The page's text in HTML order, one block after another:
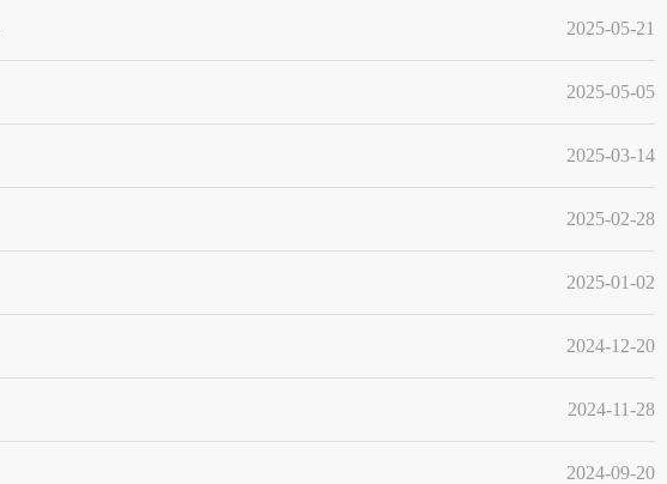
2025-05-21
2025-05-05
2025-03-14
2025-02-28
2025-01-02
2024-12-20
2024-11-28
2024-09-20